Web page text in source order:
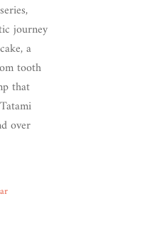
journey
a
tooth
that
over